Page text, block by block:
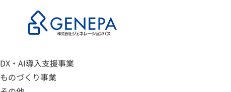
お知らせ
DX・AI導入支援事業
ものづくり事業